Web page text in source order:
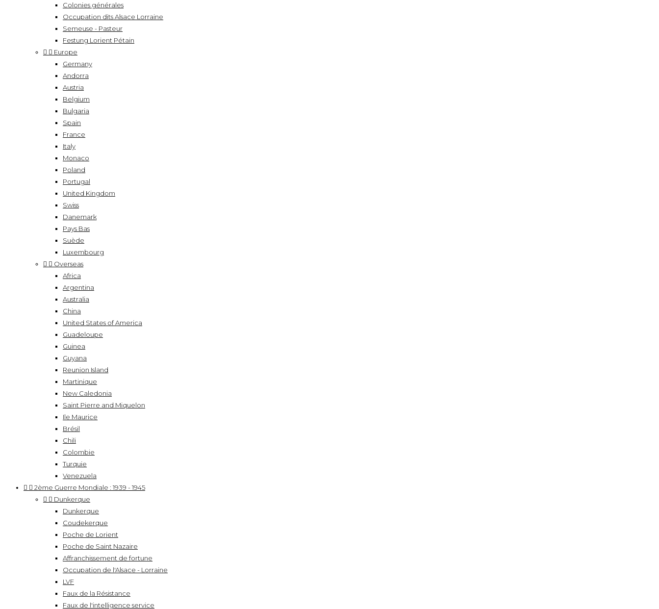
Colonies générales
Occupation dits Alsace Lorraine
Semeuse - Pasteur
Festung Lorient Pétain
  Europe
Germany
Andorra
Austria
Belgium
Bulgaria
Spain
France
Italy
Monaco
Poland
Portugal
United Kingdom
Swiss
Danemark
Pays Bas
Suède
Luxembourg
  Overseas
Africa
Argentina
Australia
China
United States of America
Guadeloupe
Guinea
Guyana
Reunion Island
Martinique
New Caledonia
Saint Pierre and Miquelon
Ile Maurice
Brésil
Chili
Colombie
Turquie
Venezuela
  2ème Guerre Mondiale : 1939 - 1945
  Dunkerque
Dunkerque
Coudekerque
Poche de Lorient
Poche de Saint Nazaire
Affranchissement de fortune
Occupation de l'Alsace - Lorraine
LVF
Faux de la Résistance
Faux de l'intelligence service